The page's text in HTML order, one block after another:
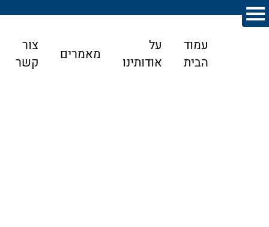
עמוד
הבית
על
אודותינו
מאמרים
צור
קשר